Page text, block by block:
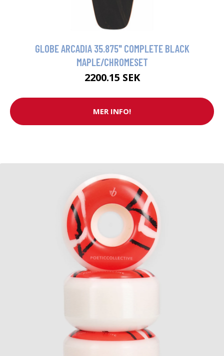
GLOBE ARCADIA 35.875" COMPLETE BLACK
MAPLE/CHROMESET
2200.15 SEK
MER INFO!